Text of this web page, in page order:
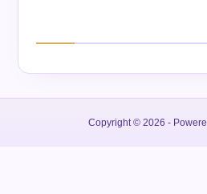
Copyright © 2026 -